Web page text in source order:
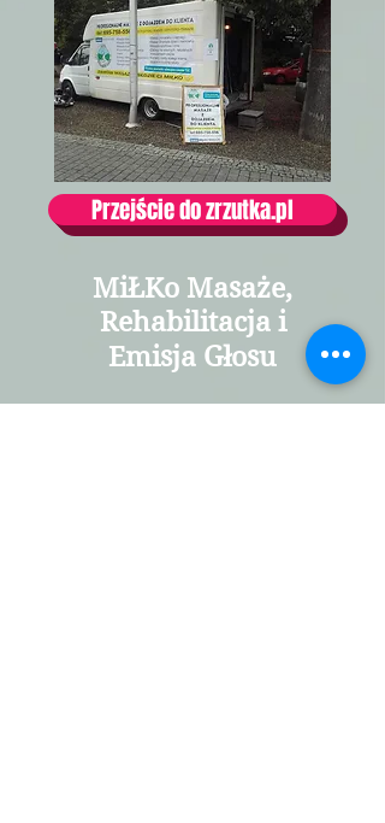
Przejście do zrzutka.pl
MiŁKo Masaże,
Rehabilitacja i
Emisja Głosu